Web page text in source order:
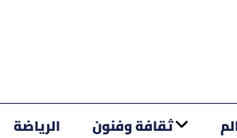
ثقافة وفنون الرياضة